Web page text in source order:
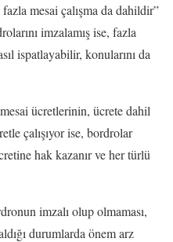
mesai çalışma da dahildir”
imzalamış ise, fazla
ispatlayabilir, konularını da
ücretlerinin, ücrete dahil
çalışıyor ise, bordrolar
hak kazanır ve her türlü
imzalı olup olmaması,
durumlarda önem arz